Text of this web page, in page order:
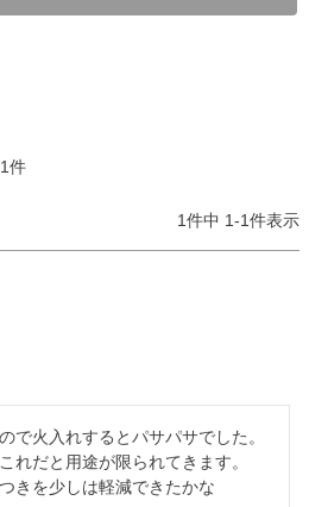
1
1件中 1-1件表示
で火入れするとパサパサでした。
れだと用途が限られてきます。
きを少しは軽減できたかな